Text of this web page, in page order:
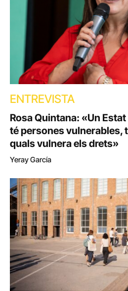
ENTREVISTA
Rosa Quintana: «Un
té persones vulnerables,
quals vulnera els drets»
Yeray García